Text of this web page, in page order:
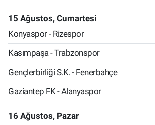
15 Ağustos, Cumartesi
Konyaspor - Rizespor
Kasımpaşa - Trabzonspor
Gençlerbirliği S.K. - Fenerbahçe
Gaziantep FK - Alanyaspor
16 Ağustos, Pazar